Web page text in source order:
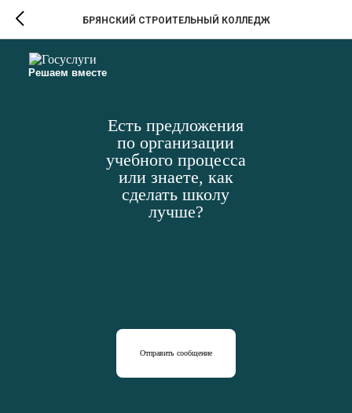
Решаем вместе
Есть предложения
по организации
учебного процесса
или знаете, как
сделать школу
лучше?
Отправить сообщение
БРЯНСКИЙ СТРОИТЕЛЬНЫЙ КОЛЛЕДЖ